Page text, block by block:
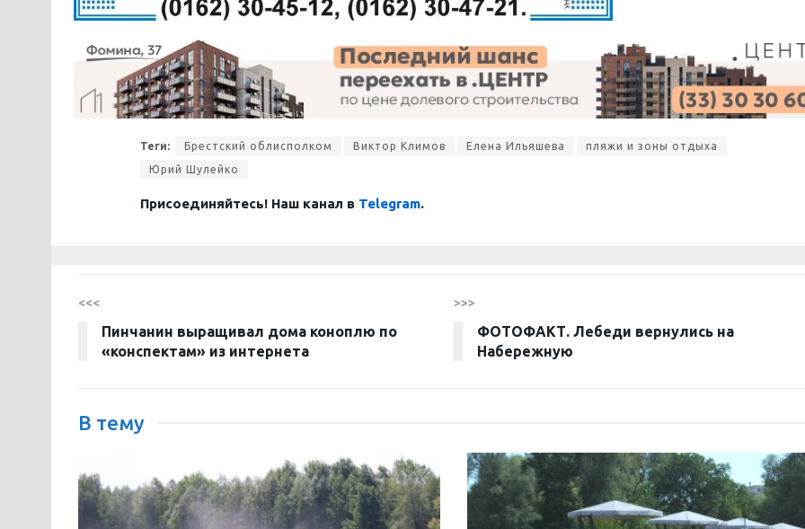
Теги: Брестский облисполком Виктор Климов Елена Ильяшева
пляжи и зоны отдыха
Юрий Шулейко
Присоединяйтесь! Наш канал в Telegram.
<<<
Пинчанин выращивал дома коноплю по
«конспектам» из интернета
>>>
ФОТОФАКТ. Лебеди вернулись на
Набережную
В тему